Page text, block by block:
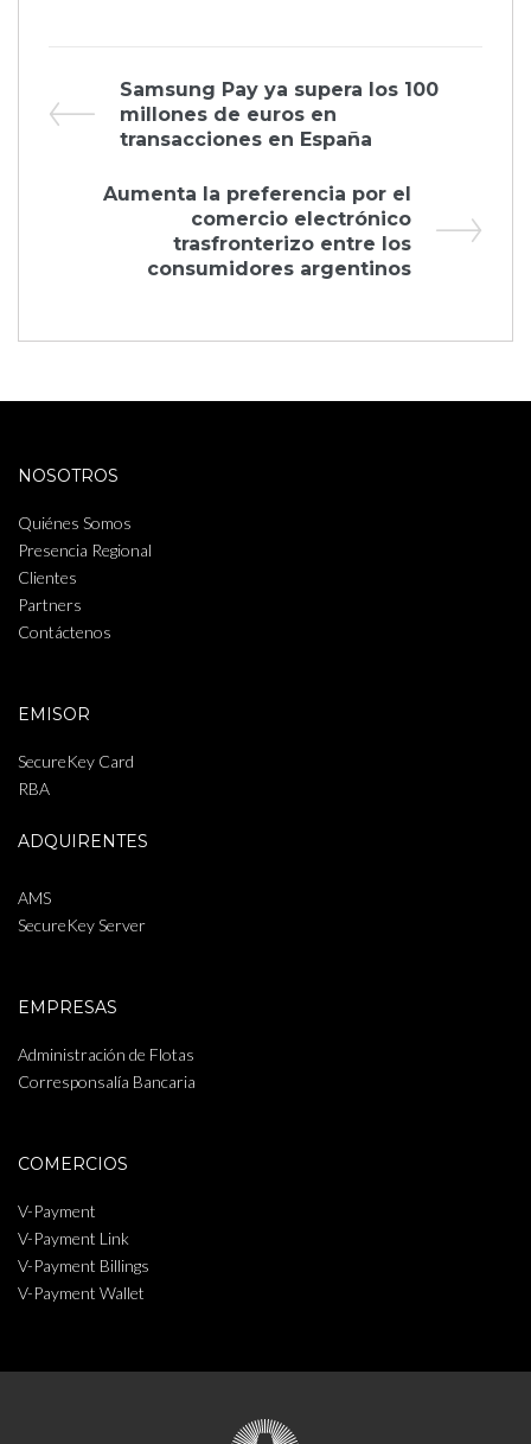
Navegación
entradas
Previous
Post
Samsung Pay ya supera los 100
millones de euros en
transacciones en España
Next
Aumenta la preferencia por el
comercio electrónico
trasfronterizo entre los
consumidores argentinos
NOSOTROS
Quiénes Somos
Presencia Regional
Clientes
Partners
Contáctenos
EMISOR
SecureKey Card
RBA
ADQUIRENTES
AMS
SecureKey Server
EMPRESAS
Administración de Flotas
Corresponsalía Bancaria
COMERCIOS
V-Payment
V-Payment Link
V-Payment Billings
V-Payment Wallet